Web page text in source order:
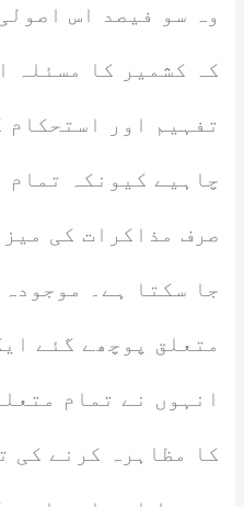
وہ سو فیصد اس
کہ کشمیر کا مسئلہ
تفہیم اور استحکام
چاہیے کیونکہ تمام
صرف مذاکرات کی میز
جا سکتا ہے۔
متعلق پوچھے گئے
انہوں نے تمام
کا مظاہرہ کرنے کی